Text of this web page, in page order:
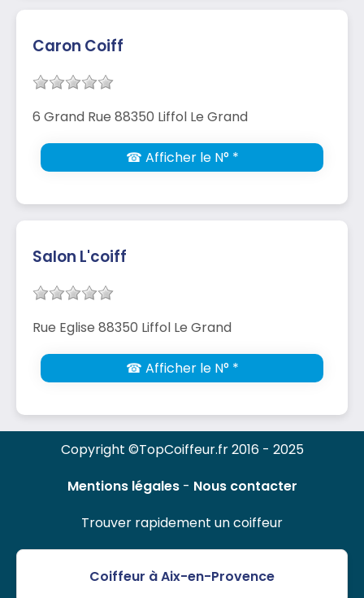
Caron Coiff
6 Grand Rue 88350 Liffol Le Grand
☎ Afficher le N° *
Salon L'coiff
Rue Eglise 88350 Liffol Le Grand
☎ Afficher le N° *
Copyright ©TopCoiffeur.fr 2016 - 2025
Mentions légales- Nous contacter
Trouver rapidement un coiffeur
Coiffeur à Aix-en-Provence